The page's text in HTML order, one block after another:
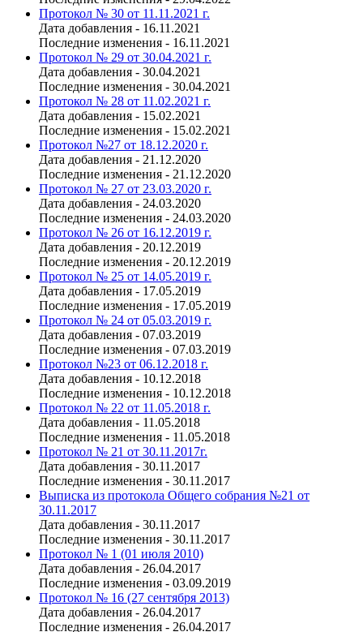
Протокол № 30 от 11.11.2021 г.
Дата добавления - 16.11.2021
Последние изменения - 16.11.2021
Протокол № 29 от 30.04.2021 г.
Дата добавления - 30.04.2021
Последние изменения - 30.04.2021
Протокол № 28 от 11.02.2021 г.
Дата добавления - 15.02.2021
Последние изменения - 15.02.2021
Протокол №27 от 18.12.2020 г.
Дата добавления - 21.12.2020
Последние изменения - 21.12.2020
Протокол № 27 от 23.03.2020 г.
Дата добавления - 24.03.2020
Последние изменения - 24.03.2020
Протокол № 26 от 16.12.2019 г.
Дата добавления - 20.12.2019
Последние изменения - 20.12.2019
Протокол № 25 от 14.05.2019 г.
Дата добавления - 17.05.2019
Последние изменения - 17.05.2019
Протокол № 24 от 05.03.2019 г.
Дата добавления - 07.03.2019
Последние изменения - 07.03.2019
Протокол №23 от 06.12.2018 г.
Дата добавления - 10.12.2018
Последние изменения - 10.12.2018
Протокол № 22 от 11.05.2018 г.
Дата добавления - 11.05.2018
Последние изменения - 11.05.2018
Протокол № 21 от 30.11.2017г.
Дата добавления - 30.11.2017
Последние изменения - 30.11.2017
Выписка из протокола Общего собрания №21 от
30.11.2017
Дата добавления - 30.11.2017
Последние изменения - 30.11.2017
Протокол № 1 (01 июля 2010)
Дата добавления - 26.04.2017
Последние изменения - 03.09.2019
Протокол № 16 (27 сентября 2013)
Дата добавления - 26.04.2017
Последние изменения - 26.04.2017